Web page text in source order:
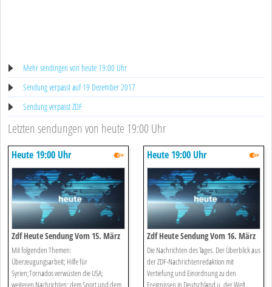
Mehr sendingen von heute 19:00 Uhr
Sendung verpasst auf 19 Dezember 2017
Sendung verpasst ZDF
Letzten sendungen von heute 19:00 Uhr
Heute 19:00 Uhr
Zdf Heute Sendung Vom 15. März
2025
Mit folgenden Themen:
Überzeugungsarbeit; Hilfe für
Syrien;Tornados verwüsten die USA;
weiteren Nachrichten; dem Sport und dem
Heute 19:00 Uhr
Zdf Heute Sendung Vom 16. März
2025
Die Nachrichten des Tages. Der Überblick aus
der ZDF-Nachrichtenredaktion mit
Vertiefung und Einordnung zu den
Ereignissen in Deutschland u. der Welt.